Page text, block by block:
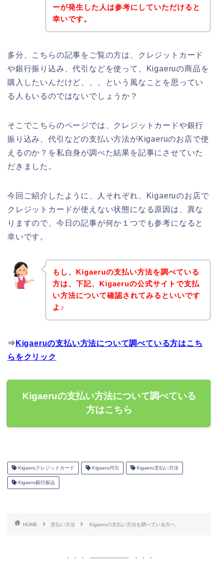
ーが発生した人は参考にしていただけると
幸いです。
多分、こちらの記事をご覧の方は、クレジットカード
や銀行振り込み、代引などを使って、Kigaeruの商品を
購入したいんだけど、、、という風なことを思ってい
る人もいるのではないでしょうか？
そこでこちらのページでは、クレジットカードや銀行
振り込み、代引などの支払い方法がKigaeruのお店で使
えるのか？を私自身が調べた結果を記事にさせていた
だきました。
今回ご紹介したように、人それぞれ、Kigaeruのお店で
クレジットカードが使えない状態になる原因は、異な
りますので、今日の記事が何か１つでも参考になると
幸いです。
もし、Kigaeruの支払い方法を調べている
方は、下記、Kigaeruの公式サイトで支払
い方法について確認されてみるといいです
よ♪
⇒ Kigaeruの支払い方法について調べている方はこち
らをクリック
Kigaeruの支払い方法について調べている
方はこちら
Kigaeruクレジットカード Kigaeru代引 Kigaeru支払い方法
Kigaeru銀行振込
HOME 支払い方法 Kigaeruの支払い方法を調べている方へ